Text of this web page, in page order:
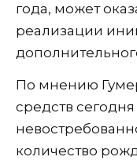
года, может
реализации
По мнению
средств сегодня
количество